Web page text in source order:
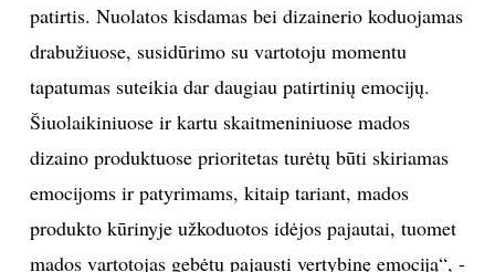
Prenumeruodami portalą,
Jūs sutinkate su
patirtis. Nuolatos kisdamas bei dizainerio koduojamas
drabužiuose, susidūrimo su vartotoju momentu
tapatumas suteikia dar daugiau patirtinių emocijų.
Šiuolaikiniuose ir kartu skaitmeniniuose mados
dizaino produktuose prioritetas turėtų būti skiriamas
emocijoms ir patyrimams, kitaip tariant, mados
produkto kūrinyje užkoduotos idėjos pajautai, tuomet
mados vartotojas gebėtų pajausti vertybinę emociją“, -